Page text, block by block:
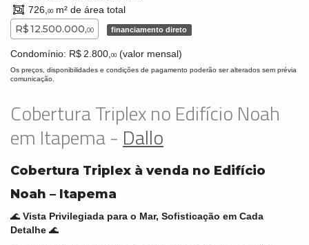
726, 00m² de área total
R$ 12.500.000,00 financiamento direto
Condomínio: R$ 2.800, 00 (valor mensal)
Os preços, disponibilidades e condições de pagamento poderão ser alterados sem prévia
comunicação.
Cobertura Triplex no Edifício Noah
em Itapema - Dallo
Cobertura Triplex à venda no Edifício
Noah – Itapema
🌊 Vista Privilegiada para o Mar, Sofisticação em Cada
Detalhe 🌊